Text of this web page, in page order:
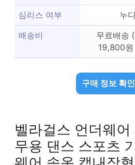
심리스 여부 누
배송비
무료배송
19,800
구매 정보 확인
벨라걸스 언더웨어
무용 댄스 스포츠